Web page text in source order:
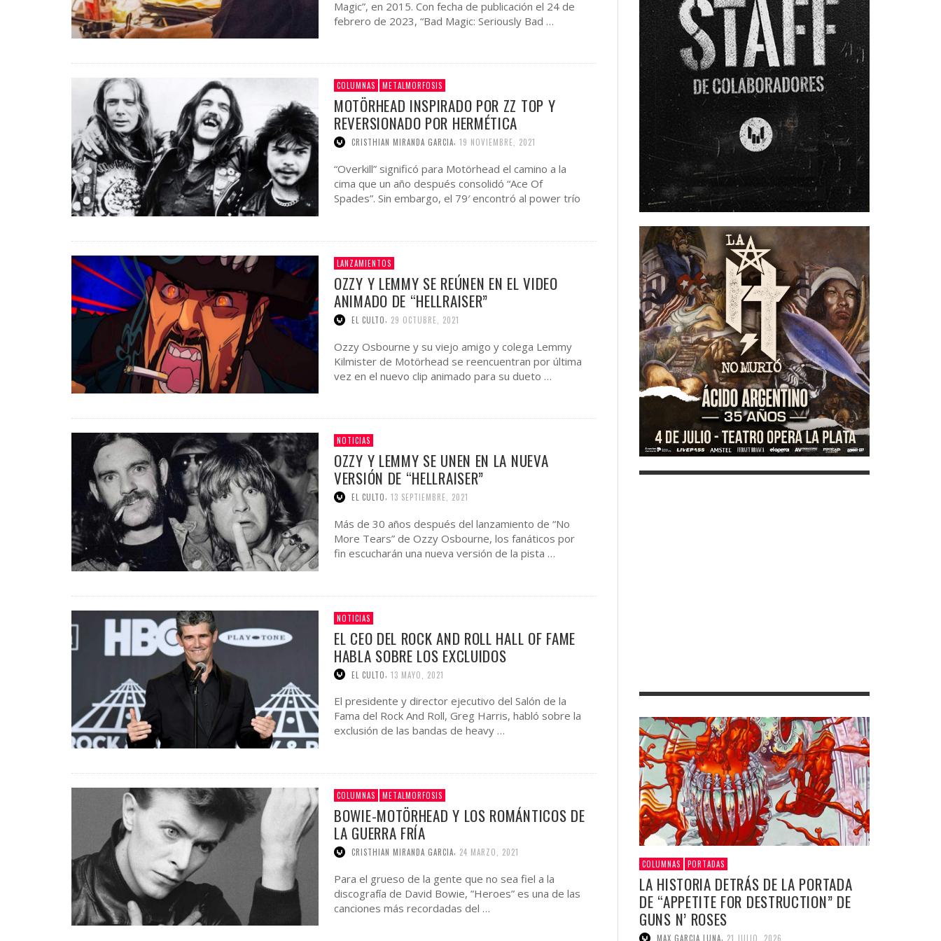
Magic”, en 2015. Con fecha de publicación el 24 de
febrero de 2023, “Bad Magic: Seriously Bad …
COLUMNAS METALMORFOSIS
MOTÖRHEAD INSPIRADO POR ZZ TOP Y
REVERSIONADO POR HERMÉTICA
CRISTHIAN MIRANDA GARCIA, 19 NOVIEMBRE, 2021
“Overkill” significó para Motörhead el camino a la
cima que un año después consolidó “Ace Of
Spades”. Sin embargo, el 79′ encontró al power trío
LANZAMIENTOS
OZZY Y LEMMY SE REÚNEN EN EL VIDEO
ANIMADO DE “HELLRAISER”
EL CULTO 29 OCTUBRE, 2021
Ozzy Osbourne y su viejo amigo y colega Lemmy
Kilmister de Motörhead se reencuentran por última
vez en el nuevo clip animado para su dueto …
NOTICIAS
OZZY Y LEMMY SE UNEN EN LA NUEVA
VERSIÓN DE “HELLRAISER”
EL CULTO 13 SEPTIEMBRE, 2021
Más de 30 años después del lanzamiento de “No
More Tears” de Ozzy Osbourne, los fanáticos por
fin escucharán una nueva versión de la pista …
NOTICIAS
EL CEO DEL ROCK AND ROLL HALL OF FAME
HABLA SOBRE LOS EXCLUIDOS
EL CULTO 13 MAYO, 2021
El presidente y director ejecutivo del Salón de la
Fama del Rock And Roll, Greg Harris, habló sobre la
exclusión de las bandas de heavy …
COLUMNAS METALMORFOSIS
BOWIE-MOTÖRHEAD Y LOS ROMÁNTICOS DE
LA GUERRA FRÍA
CRISTHIAN MIRANDA GARCIA 24 MARZO, 2021
Para el grueso de la gente que no sea fiel a la
discografía de David Bowie, ”Heroes” es una de las
canciones más recordadas del …
COLUMNAS PORTADAS
LA HISTORIA DETRÁS DE LA PORTADA
DE “APPETITE FOR DESTRUCTION” DE
GUNS N’ ROSES
MAX GARCIA LUNA, 21 JULIO, 2026